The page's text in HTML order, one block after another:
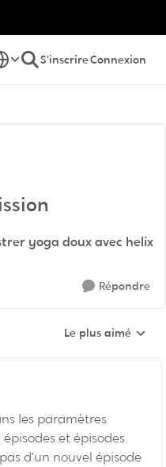
S'inscrireConnexion
yoga doux avec helix
Répondre
Réponses triées
Le plus aimé
les paramètres
et épisodes
d’un nouvel épisode